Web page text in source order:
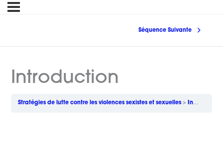
Séquence Suivante
Introduction
Stratégies de lutte contre les violences sexistes et sexuelles Introduction